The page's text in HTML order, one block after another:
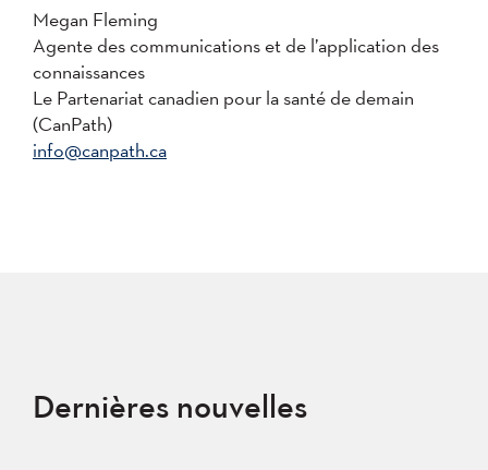
Megan Fleming
Agente des communications et de l’application des
connaissances
Le Partenariat canadien pour la santé de demain
(CanPath)
info@canpath.ca
Dernières nouvelles